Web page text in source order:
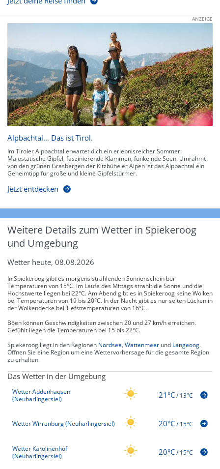
ANZEIGE
Alpbachtal… Das ist Tirol.
Im Tiroler Alpbachtal erwartet dich ein erlebnisreicher Sommer:
Majestätische Gipfel, faszinierende Klammen, funkelnde Seen. Umrahmt
von den grünen Grasbergen der Kitzbüheler Alpen ist das Alpbachtal ein
Geheimtipp für große und kleine Gipfelstürmer.
Jetzt entdecken
Weitere Details zum Wetter in Spiekeroog
und Umgebung
Wetter heute, 08.08.2026
In Spiekeroog gibt es morgens strahlenden Sonnenschein bei
Temperaturen von 15°C. Im Laufe des Mittags strahlt die Sonne und die
Höchstwerte liegen bei 22°C. Am Abend gibt es in Spiekeroog keine Wolken
bei Temperaturen von 19 bis 20°C. In der Nacht gibt es nur selten Lücken in
der Wolkendecke bei Tiefsttemperaturen von 16°C.
Böen können Geschwindigkeiten zwischen 20 und 27 km/h erreichen.
Gefühlt liegen die Temperaturen bei 15 bis 22°C.
Spiekeroog liegt in den Regionen Nordsee, Wattenmeer und Langeoog.
Öffnen Sie eine Region um eine Wettervorhersage für die gesamte Region
zu erhalten.
Das Wetter in der Umgebung
Wetter Addenhausen
(Neuharlingersiel)
21°C/13°C
Wetter Wirrenburg (Neuharlingersiel) 20°C/15°C
Wetter Karolinenhof
(Neuharlingersiel)
20°C/15°C